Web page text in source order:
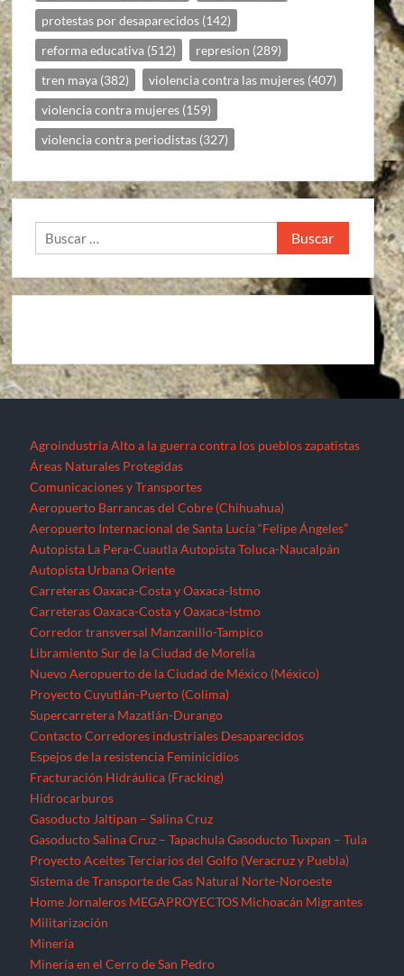
protestas por desaparecidos (142)
reforma educativa (512) represion (289)
tren maya (382) violencia contra las mujeres (407)
violencia contra mujeres (159)
violencia contra periodistas (327)
Buscar:
Agroindustria Alto a la guerra contra los pueblos zapatistas
Áreas Naturales Protegidas
Comunicaciones y Transportes
Aeropuerto Barrancas del Cobre (Chihuahua)
Aeropuerto Internacional de Santa Lucía “Felipe Ángeles”
Autopista La Pera-Cuautla Autopista Toluca-Naucalpán
Autopista Urbana Oriente
Carreteras Oaxaca-Costa y Oaxaca-Istmo
Carreteras Oaxaca-Costa y Oaxaca-Istmo
Corredor transversal Manzanillo-Tampico
Libramiento Sur de la Ciudad de Morelia
Nuevo Aeropuerto de la Ciudad de México (México)
Proyecto Cuyutlán-Puerto (Colima)
Supercarretera Mazatlán-Durango
Contacto Corredores industriales Desaparecidos
Espejos de la resistencia Feminicidios
Fracturación Hidráulica (Fracking)
Hidrocarburos
Gasoducto Jaltipan – Salina Cruz
Gasoducto Salina Cruz – Tapachula Gasoducto Tuxpan – Tula
Proyecto Aceites Terciarios del Golfo (Veracruz y Puebla)
Sistema de Transporte de Gas Natural Norte-Noroeste
Home Jornaleros MEGAPROYECTOS Michoacán Migrantes
Militarización
Minería
Minería en el Cerro de San Pedro